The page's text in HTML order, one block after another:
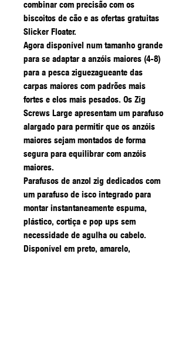
combinar com precisão com os
biscoitos de cão e as ofertas gratuitas
Slicker Floater.
Agora disponível num tamanho grande
para se adaptar a anzóis maiores (4-8)
para a pesca ziguezagueante das
carpas maiores com padrões mais
fortes e elos mais pesados. Os Zig
Screws Large apresentam um parafuso
alargado para permitir que os anzóis
maiores sejam montados de forma
segura para equilibrar com anzóis
maiores.
Parafusos de anzol zig dedicados com
um parafuso de isco integrado para
montar instantaneamente espuma,
plástico, cortiça e pop ups sem
necessidade de agulha ou cabelo.
Disponível em preto, amarelo,